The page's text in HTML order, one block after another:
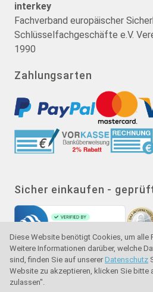
Diese Website benötigt Cookies, um alle
Weitere Informationen darüber, welche
sind, finden Sie auf unserer Datenschutz
Website zu akzeptieren, klicken Sie bitte
zulassen".
interkey
Fachverband europäischer
Schlüsselfachgeschäfte e.V.
1990
Zahlungsarten
Sicher einkaufen -
Gütesiegel - Käuferschutz -